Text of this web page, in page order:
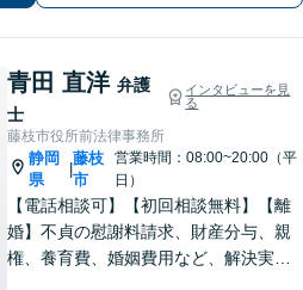
借金問題、債権回収など【夜間休日応
相談】
青田 直洋 弁護
士
インタビューを見
る
藤枝市役所前法律事務所
静岡
県
|
藤枝
市
営業時間：08:00~20:00（平
日）
【電話相談可】【初回相談無料】【離
婚】不貞の慰謝料請求、財産分与、親
権、養育費、婚姻費用など、解決実績